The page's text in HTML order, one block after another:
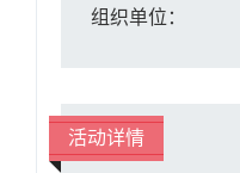
组织单位：
活动详情